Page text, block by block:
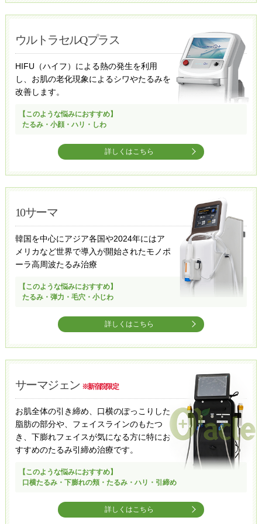
ウルトラセルQプラス
HIFU（ハイフ）による熱の発生を利用
し、お肌の老化現象によるシワやたるみを
改善します。
【このような悩みにおすすめ】
たるみ・小顔・ハリ・しわ
詳しくはこちら
10サーマ
韓国を中心にアジア各国や2024年にはア
メリカなど世界で導入が開始されたモノポ
ーラ高周波たるみ治療
【このような悩みにおすすめ】
たるみ・弾力・毛穴・小じわ
詳しくはこちら
サーマジェン ※新宿院限定
お肌全体の引き締め、口横のぽっこりした
脂肪の部分や、フェイスラインのもたつ
き、下膨れフェイスが気になる方に特にお
すすめのたるみ引締め治療です。
【このような悩みにおすすめ】
口横たるみ・下膨れの頬・たるみ・ハリ・引締め
詳しくはこちら